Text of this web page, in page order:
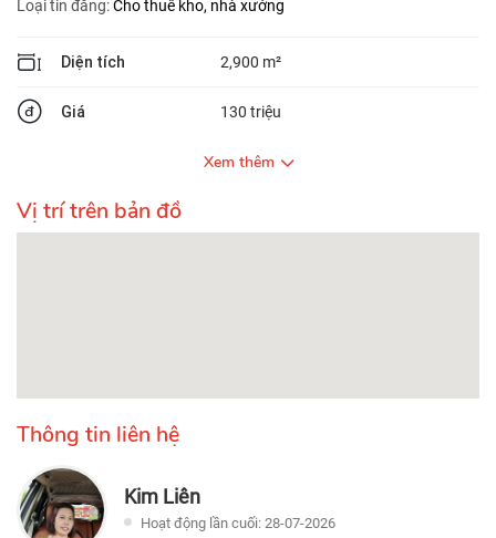
Loại tin đăng:Cho thuê kho, nhà xưởng
Diện tích 2,900 m²
Giá 130 triệu
Xem thêm
Vị trí trên bản đồ
Thông tin liên hệ
Kim Liên
Hoạt động lần cuối: 28-07-2026